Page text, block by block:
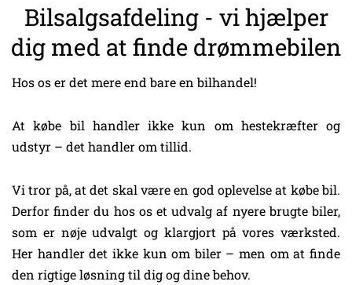
Bilsalgsafdeling - vi hjælper
dig med at finde drømmebilen
Hos os er det mere end bare en bilhandel!
At købe bil handler ikke kun om hestekræfter og
udstyr – det handler om tillid.
Vi tror på, at det skal være en god oplevelse at købe bil.
Derfor finder du hos os et udvalg af nyere brugte biler,
som er nøje udvalgt og klargjort på vores værksted.
Her handler det ikke kun om biler – men om at finde
den rigtige løsning til dig og dine behov.